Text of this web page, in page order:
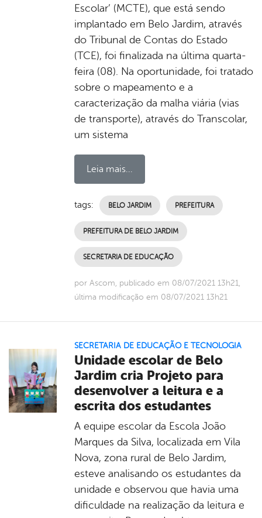
Escolar’ (MCTE), que está sendo
implantado em Belo Jardim, através
do Tribunal de Contas do Estado
(TCE), foi finalizada na última quarta-
feira (08). Na oportunidade, foi tratado
sobre o mapeamento e a
caracterização da malha viária (vias
de transporte), através do Transcolar,
um sistema
Leia mais...
tags: BELO JARDIM PREFEITURA
PREFEITURA DE BELO JARDIM
SECRETARIA DE EDUCAÇÃO
por Ascom, publicado em 08/07/2021 13h21,
última modificação em 08/07/2021 13h21
SECRETARIA DE EDUCAÇÃO E TECNOLOGIA
Unidade escolar de Belo
Jardim cria Projeto para
desenvolver a leitura e a
escrita dos estudantes
A equipe escolar da Escola João
Marques da Silva, localizada em Vila
Nova, zona rural de Belo Jardim,
esteve analisando os estudantes da
unidade e observou que havia uma
dificuldade na realização da leitura e